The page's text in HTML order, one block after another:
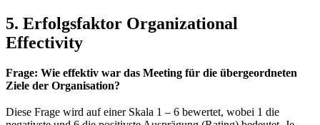
5. Erfolgsfaktor Organizational
Effectivity
Frage: Wie effektiv war das Meeting für die übergeordneten
Ziele der Organisation?
Diese Frage wird auf einer Skala 1 – 6 bewertet, wobei 1 die